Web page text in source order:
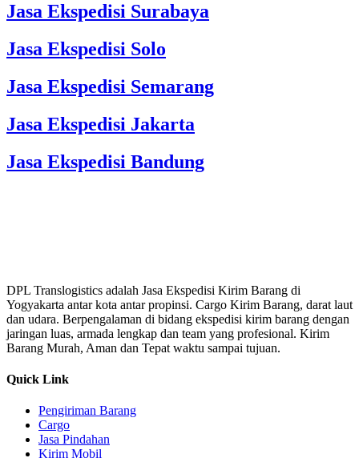
Jasa Ekspedisi Surabaya
Jasa Ekspedisi Solo
Jasa Ekspedisi Semarang
Jasa Ekspedisi Jakarta
Jasa Ekspedisi Bandung
DPL Translogistics adalah Jasa Ekspedisi Kirim Barang di
Yogyakarta antar kota antar propinsi. Cargo Kirim Barang, darat laut
dan udara. Berpengalaman di bidang ekspedisi kirim barang dengan
jaringan luas, armada lengkap dan team yang profesional. Kirim
Barang Murah, Aman dan Tepat waktu sampai tujuan.
Quick Link
Pengiriman Barang
Cargo
Jasa Pindahan
Kirim Mobil